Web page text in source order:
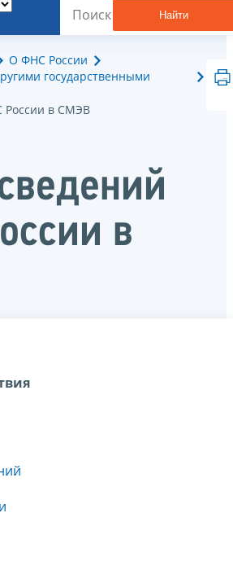
Найти
О ФНС России
государственными
России в СМЭВ
в